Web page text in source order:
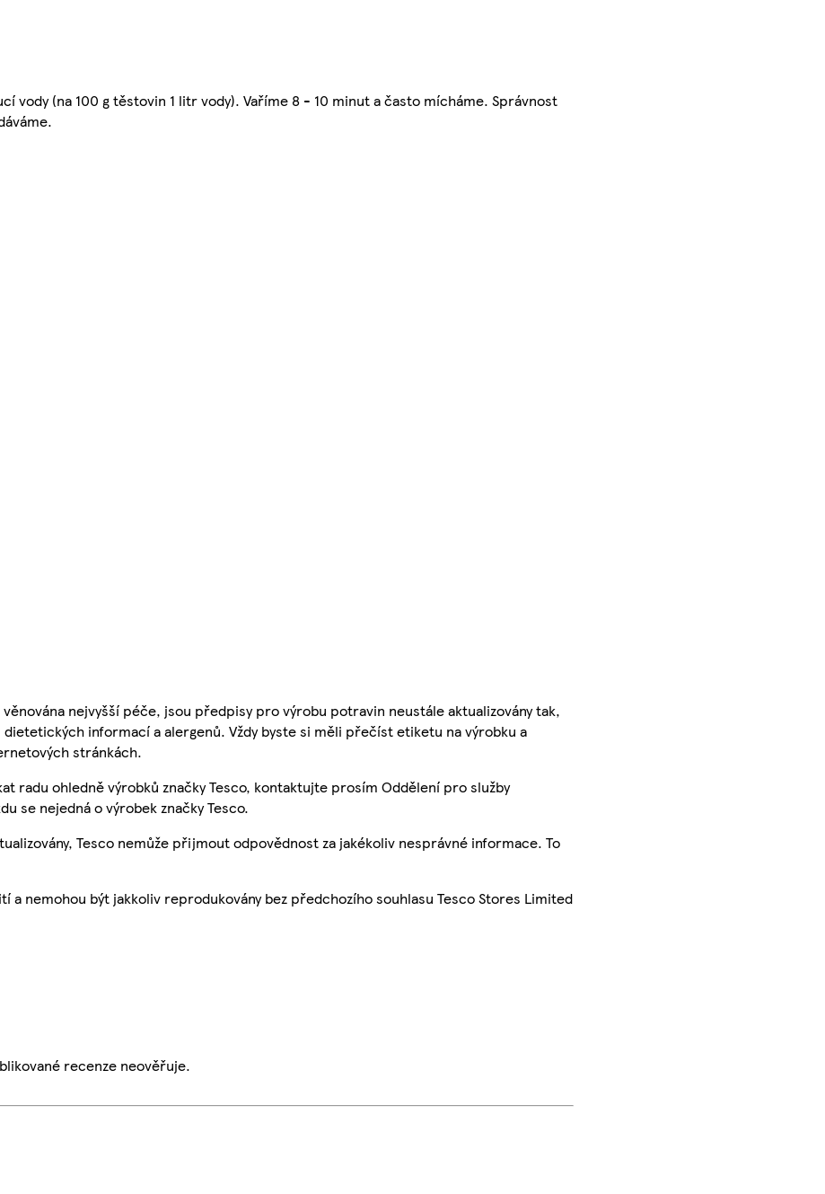
vody (na 100 g těstovin 1 litr vody). Vaříme 8 - 10 minut a často mícháme. Správnost
nejvyšší péče, jsou předpisy pro výrobu potravin neustále aktualizovány tak,
informací a alergenů. Vždy byste si měli přečíst etiketu na výrobku a
stránkách.
radu ohledně výrobků značky Tesco, kontaktujte prosím Oddělení pro služby
se nejedná o výrobek značky Tesco.
Tesco nemůže přijmout odpovědnost za jakékoliv nesprávné informace. To
a nemohou být jakkoliv reprodukovány bez předchozího souhlasu Tesco Stores Limited
recenze neověřuje.